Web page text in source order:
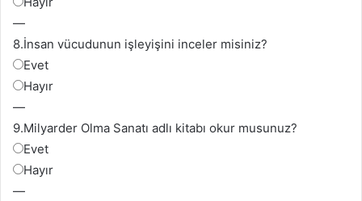
—
8.İnsan vücudunun işleyişini inceler misiniz?
Evet
Hayır
—
9.Milyarder Olma Sanatı adlı kitabı okur musunuz?
Evet
Hayır
—